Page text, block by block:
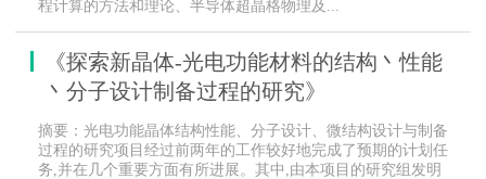
程计算的方法和理论、半导体超晶格物理及...
《探索新晶体-光电功能材料的结构丶性能
丶分子设计制备过程的研究》
摘要：光电功能晶体结构性能、分子设计、微结构设计与制备
过程的研究项目经过前两年的工作较好地完成了预期的计划任
务,并在几个重要方面有所进展。其中,由本项目的研究组发明